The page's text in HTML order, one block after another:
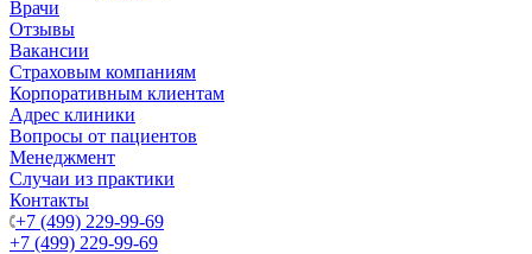
Врачи
Отзывы
Вакансии
Страховым компаниям
Корпоративным клиентам
Адрес клиники
Вопросы от пациентов
Менеджмент
Случаи из практики
Контакты
+7 (499) 229-99-69
+7 (499) 229-99-69